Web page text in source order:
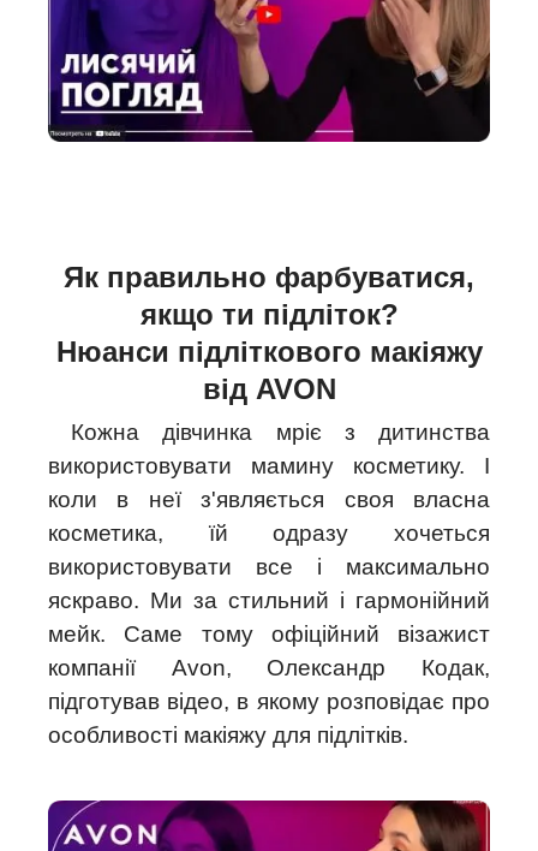
Як правильно фарбуватися,
якщо ти підліток?
Нюанси підліткового макіяжу
від AVON
Кожна дівчинка мріє з дитинства
використовувати мамину косметику. І
коли в неї з'являється своя власна
косметика, їй одразу хочеться
використовувати все і максимально
яскраво. Ми за стильний і гармонійний
мейк. Саме тому офіційний візажист
компанії Avon, Олександр Кодак,
підготував відео, в якому розповідає про
особливості макіяжу для підлітків.